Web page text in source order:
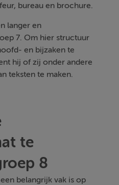
bureau en brochure.
langer en
7. Om hier structuur
en bijzaken te
hij of zij onder andere
teksten te maken.
te
8
belangrijk vak is op